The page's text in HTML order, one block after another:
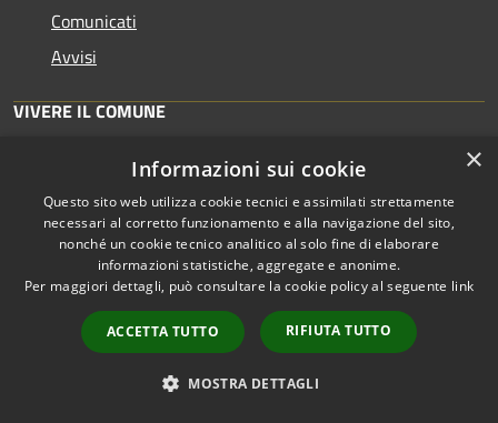
Comunicati
Avvisi
VIVERE IL COMUNE
Eventi
CONTATTI
Comune di Ossi
Via Roma, 48, 07045 Ossi SS
protocollo@pec.comuneossi.it
×
Informazioni sui cookie
Questo sito web utilizza cookie tecnici e assimilati strettamente
necessari al corretto funzionamento e alla navigazione del sito,
nonché un cookie tecnico analitico al solo fine di elaborare
informazioni statistiche, aggregate e anonime.
Per maggiori dettagli, può consultare la cookie policy al seguente link
ACCETTA TUTTO RIFIUTA TUTTO
MOSTRA DETTAGLI